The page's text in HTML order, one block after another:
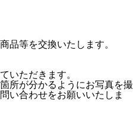
品等を交換いたします。
いただきます。
所が分かるようにお写真を撮
い合わせをお願いいたしま